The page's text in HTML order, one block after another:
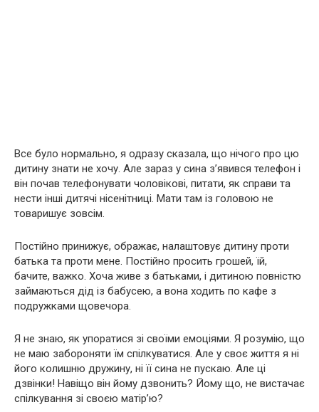
Все було нормально, я одразу сказала, що нічого про цю
дитину знати не хочу. Але зараз у сина з’явився телефон і
він почав телефонувати чоловікові, питати, як справи та
нести інші дитячі нісенітниці. Мати там із головою не
товаришує зовсім.
Постійно принижує, ображає, налаштовує дитину проти
батька та проти мене. Постійно просить грошей, їй,
бачите, важко. Хоча живе з батьками, і дитиною повністю
займаються дід із бабусею, а вона ходить по кафе з
подружками щовечора.
Я не знаю, як упоратися зі своїми емоціями. Я розумію, що
не маю забороняти їм спілкуватися. Але у своє життя я ні
його колишню дружину, ні її сина не пускаю. Але ці
дзвінки! Навіщо він йому дзвонить? Йому що, не вистачає
спілкування зі своєю матір’ю?